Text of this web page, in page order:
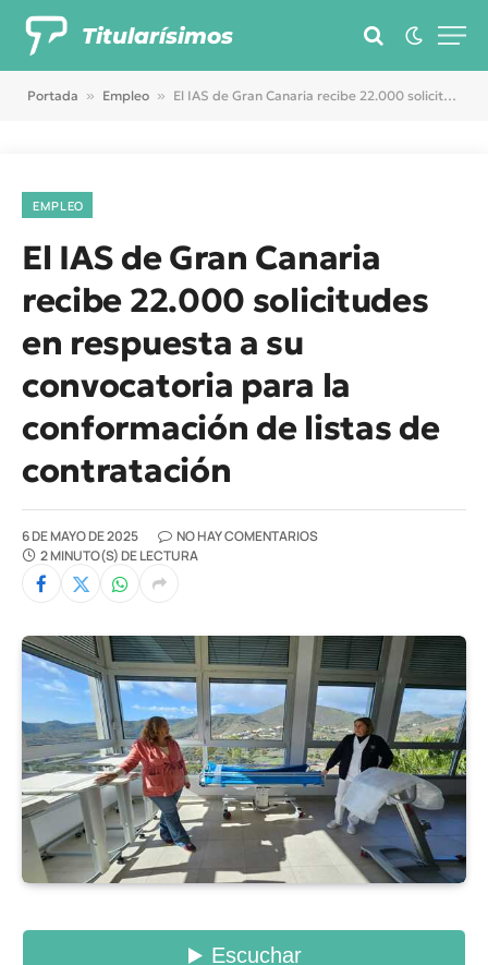
Titularísimos
Portada » Empleo » El IAS de Gran Canaria recibe 22.000 solicitudes en respuesta a su convocatoria para la conformación de listas de contratación
EMPLEO
El IAS de Gran Canaria
recibe 22.000 solicitudes
en respuesta a su
convocatoria para la
conformación de listas de
contratación
6 DE MAYO DE 2025
NO HAY COMENTARIOS
2 MINUTO(S) DE LECTURA